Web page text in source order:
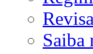
Saiba